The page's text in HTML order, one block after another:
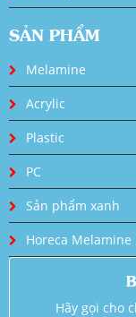
SẢN PHẨM
Melamine
Acrylic
Plastic
PC
Sản phẩm xanh
Horeca Melamine
Hãy gọi cho